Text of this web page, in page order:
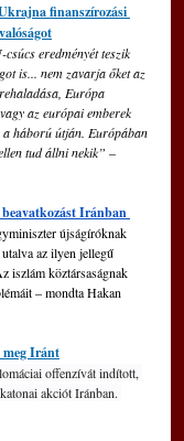
finanszírozási
eredményét teszik
is... nem zavarja őket az
Európa
az európai emberek
a háború útján. Európában
tud állni nekik” –
Iránban
újságíróknak
az ilyen jellegű
iszlám köztársaságnak
‒ mondta Hakan
meg Iránt
offenzívát indított,
akciót Iránban.